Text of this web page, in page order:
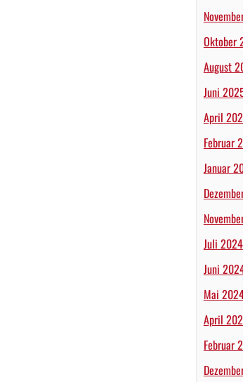
Oktober
August
Juni
April
Februar
Januar
Juli 2024
Juni
Mai
April
Februar